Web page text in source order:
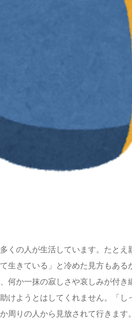
くの人が生活しています。たとえ
生きている」と冷めた見方もある
何か一抹の寂しさや哀しみが付き
けようとはしてくれません。「し
周りの人から見放されて行きます